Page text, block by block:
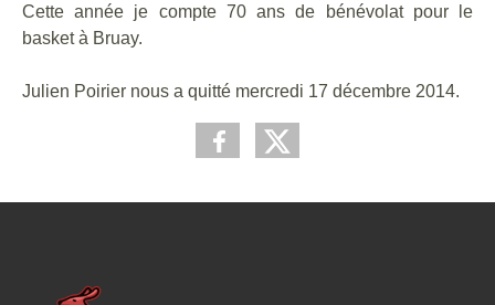
Cette année je compte 70 ans de bénévolat pour le
basket à Bruay.
Julien Poirier nous a quitté mercredi 17 décembre 2014.